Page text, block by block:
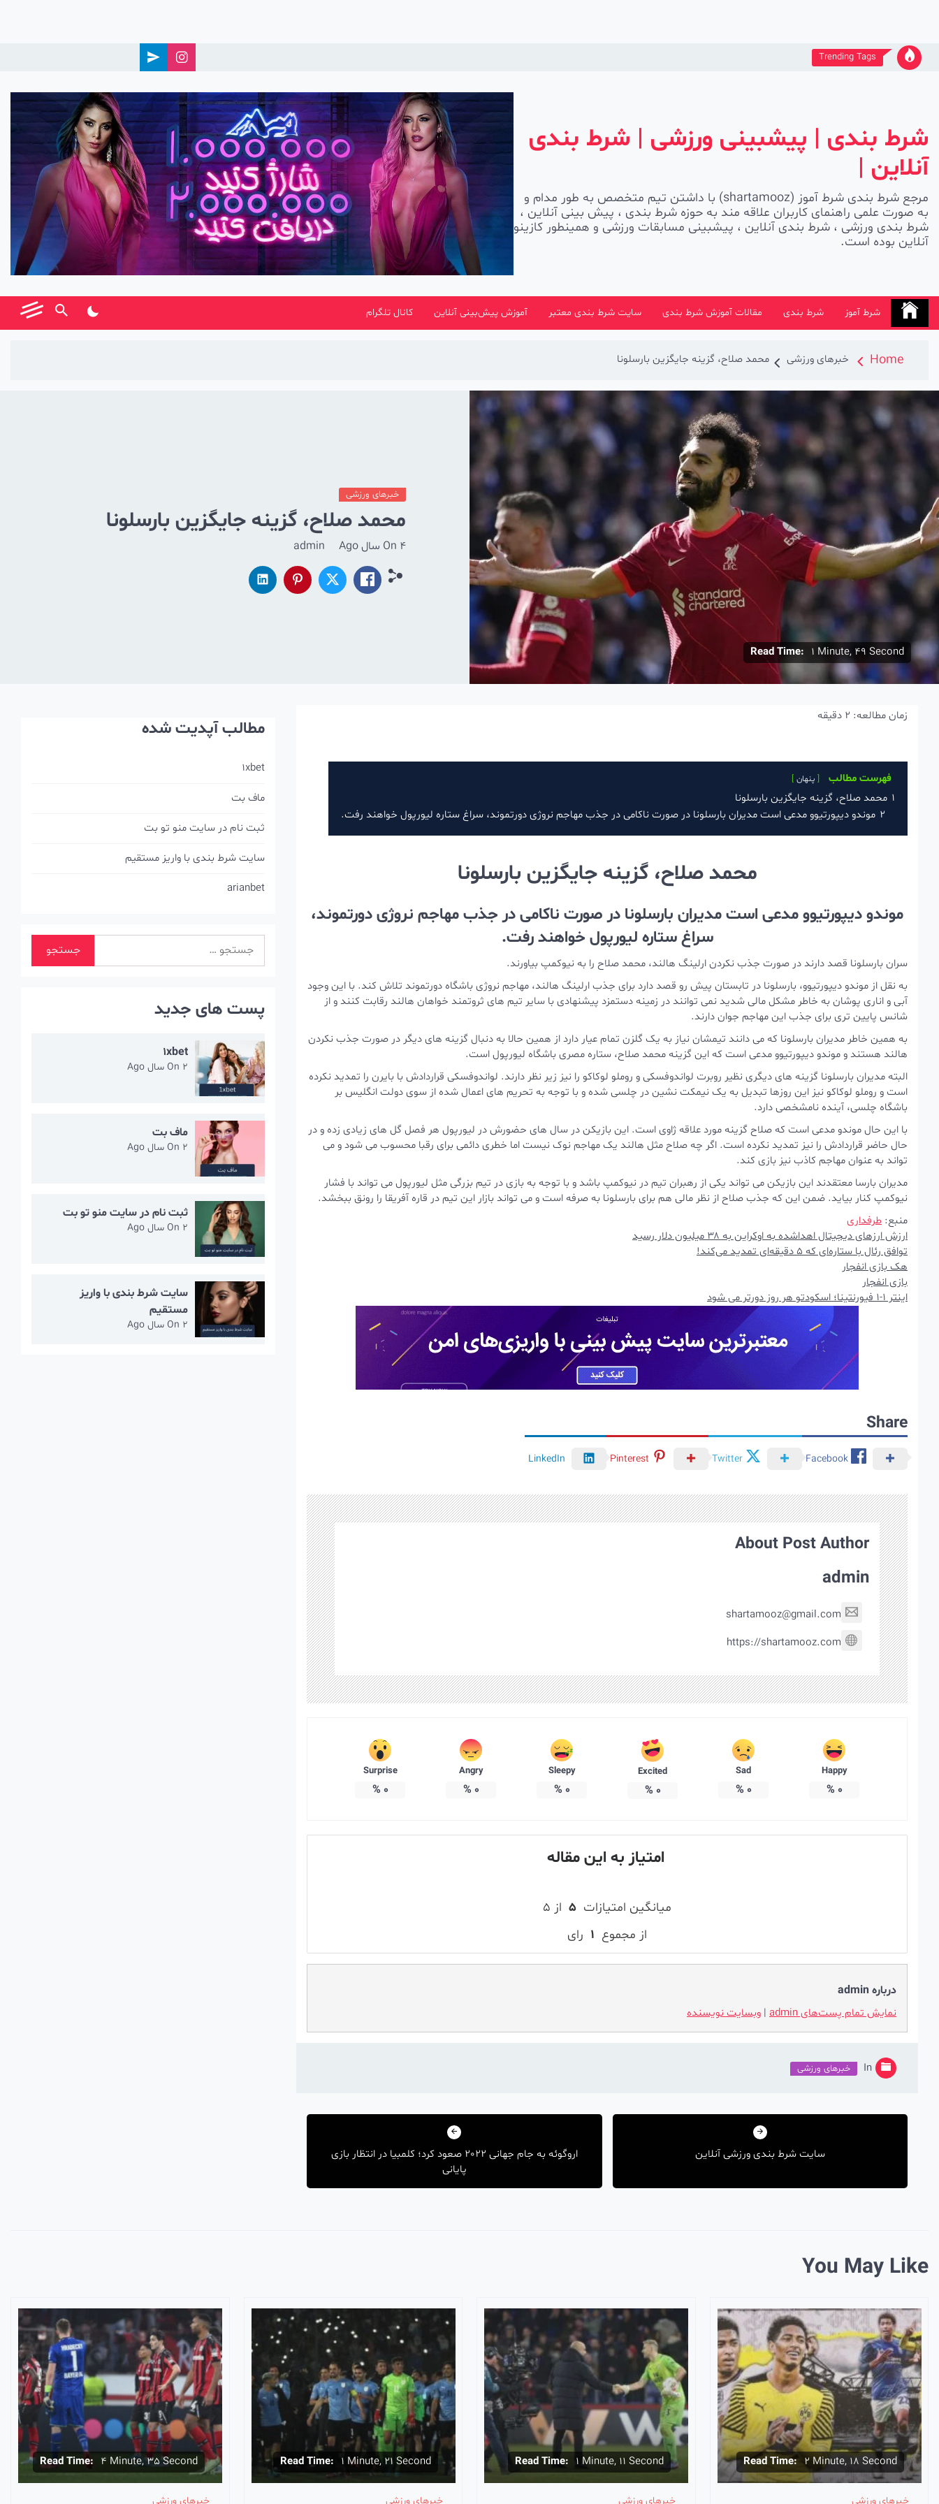
Trending Tags
شرط بندی | پیشبینی ورزشی | شرط بندی
آنلاین |
مرجع شرط بندی شرط آموز (shartamooz) با داشتن تیم متخصص به طور مدام و
به صورت علمی راهنمای کاربران علاقه مند به حوزه شرط بندی ، پیش بینی آنلاین ،
شرط بندی ورزشی ، شرط بندی آنلاین ، پیشبینی مسابقات ورزشی و همینطور کازینو
آنلاین بوده است.
شرط آموز شرط بندی مقالات آموزش شرط بندی سایت شرط بندی معتبر آموزش پیش‌بینی آنلاین کانال تلگرام
Home خبرهای ورزشی محمد صلاح، گزینه جایگزین بارسلونا
Read Time: 1 Minute, 49 Second
خبرهای ورزشی
محمد صلاح، گزینه جایگزین بارسلونا
On 4 سال Ago admin
زمان مطالعه: 2 دقیقه
فهرست مطالب پنهان
1 محمد صلاح، گزینه جایگزین بارسلونا
2 موندو دیپورتیوو مدعی است مدیران بارسلونا در صورت ناکامی در جذب مهاجم نروژی دورتموند، سراغ ستاره لیورپول خواهند رفت.
محمد صلاح، گزینه جایگزین بارسلونا
موندو دیپورتیوو مدعی است مدیران بارسلونا در صورت ناکامی در جذب مهاجم نروژی دورتموند،
سراغ ستاره لیورپول خواهند رفت.
سران بارسلونا قصد دارند در صورت جذب نکردن ارلینگ هالند، محمد صلاح را به نیوکمپ بیاورند.
به نقل از موندو دیپورتیوو، بارسلونا در تابستان پیش رو قصد دارد برای جذب ارلینگ هالند، مهاجم نروژی باشگاه دورتموند تلاش کند. با این وجود
آبی و اناری پوشان به خاطر مشکل مالی شدید نمی توانند در زمینه دستمزد پیشنهادی با سایر تیم های ثروتمند خواهان هالند رقابت کنند و از
شانس پایین تری برای جذب این مهاجم جوان دارند.
به همین خاطر مدیران بارسلونا که می دانند تیمشان نیاز به یک گلزن تمام عیار دارد از همین حالا به دنبال گزینه های دیگر در صورت جذب نکردن
هالند هستند و موندو دیپورتیوو مدعی است که این گزینه محمد صلاح، ستاره مصری باشگاه لیورپول است.
البته مدیران بارسلونا گزینه های دیگری نظیر روبرت لواندوفسکی و روملو لوکاکو را نیز زیر نظر دارند. لواندوفسکی قراردادش با بایرن را تمدید نکرده
است و روملو لوکاکو نیز این روزها تبدیل به یک نیمکت نشین در چلسی شده و با توجه به تحریم های اعمال شده از سوی دولت انگلیس بر
باشگاه چلسی، آینده نامشخصی دارد.
با این حال موندو مدعی است که صلاح گزینه مورد علاقه ژاوی است. این بازیکن در سال های حضورش در لیورپول هر فصل گل های زیادی زده و در
حال حاضر قراردادش را نیز تمدید نکرده است. اگر چه صلاح مثل هالند یک مهاجم نوک نیست اما خطری دائمی برای رقبا محسوب می شود و می
تواند به عنوان مهاجم کاذب نیز بازی کند.
مدیران بارسا معتقدند این بازیکن می تواند یکی از رهبران تیم در نیوکمپ باشد و با توجه به بازی در تیم بزرگی مثل لیورپول می تواند با فشار
نیوکمپ کنار بیاید. ضمن این که جذب صلاح از نظر مالی هم برای بارسلونا به صرفه است و می تواند بازار این تیم در قاره آفریقا را رونق ببخشد.
منبع: طرفداری
ارزش ارزهای دیجیتال اهداشده به اوکراین به ۳۸ میلیون دلار رسید
توافق رئال با ستاره‌ای که ۵ دقیقه‌ای تمدید می‌کند!
هک بازی انفجار
بازی انفجار
اینتر 1-1 فیورنتینا؛ اسکودتو هر روز دورتر می شود
Share
Facebook
Twitter
Pinterest
LinkedIn
About Post Author
admin
shartamooz@gmail.com
https://shartamooz.com
Happy
0
%
Sad
0
%
Excited
0
%
Sleepy
0
%
Angry
0
%
Surprise
0
%
امتیاز به این مقاله
میانگین امتیازات ۵ از ۵
از مجموع ۱ رای
درباره admin
نمایش تمام پست‌های admin | وبسایت نویسنده
In خبرهای ورزشی
راهبری
سایت شرط بندی ورزشی آنلاین
اروگوئه به جام جهانی 2022 صعود کرد؛ کلمبیا در انتظار بازی
پایانی
مطالب آپدیت شده
1xbet
ماف بت
ثبت نام در سایت منو تو بت
سایت شرط بندی با واریز مستقیم
arianbet
برای:
پست های جدید
1xbet
On 2 سال Ago
ماف بت
On 2 سال Ago
ثبت نام در سایت منو تو بت
On 2 سال Ago
سایت شرط بندی با واریز
مستقیم
On 2 سال Ago
You May Like
Read Time: 2 Minute, 18 Second
خبرهای ورزشی
Read Time: 1 Minute, 11 Second
خبرهای ورزشی
Read Time: 1 Minute, 21 Second
خبرهای ورزشی
Read Time: 4 Minute, 35 Second
خبرهای ورزشی